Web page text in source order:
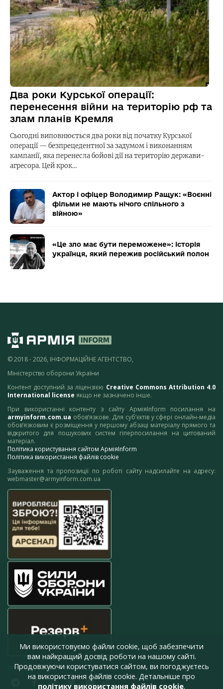
Два роки Курської операції:
перенесення війни на територію рф та
злам планів Кремля
Сьогодні виповнюється два роки від початку Курської
операції — безпрецедентної за задумом і виконанням
кампанії, яка перенесла бойові дії на територію держави-
агресора. Цей крок…
Актор і офіцер Володимир Ращук: «Воєнні
фільми не мають нічого спільного з
війною»
«Це зло має бути переможене»: історія
українця, який пережив російський полон
© 2018 - 2026, ІНФОРМАЦІЙНЕ АГЕНТСТВО,
Міністерство оборони України
Контент доступний за ліцензією Creative Commons Attribution 4.0
International license якщо не зазначено інше.
При використанні контенту з сайту АрміяInform посилання на
armyinform.com.ua обов’язкове. Для суб’єктів у сфері онлайн-медіа
обов’язковим є розміщення у першому абзаці матеріалу прямого та
відкритого для пошукових систем гіперпосилання на цитований
матеріал.
Політика користування сайтом АрміяInform
Політика використання файлів cookie
Зауваження та пропозиції по роботі сайту надсилайте на адресу:
webmaster@armyinform.com.ua
press@armyinform.com.ua
Ми використовуємо файли cookie, щоб забезпечити
вам найкращий досвід роботи на нашому сайті.
Продовжуючи користуватися сайтом, ви погоджуєтесь
на використання файлів cookie. Детальніше про
політику використання файлів cookie.